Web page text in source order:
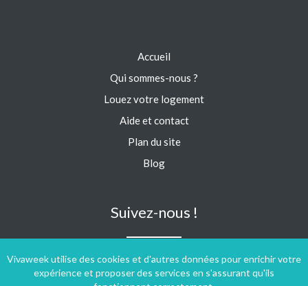
Vivaweek utilise des cookies et d'autres données pour enrichir votre
expérience et proposer des services en s'assurant qu'ils
Accueil
Qui sommes-nous ?
Louez votre logement
Aide et contact
Plan du site
Blog
Suivez-nous !